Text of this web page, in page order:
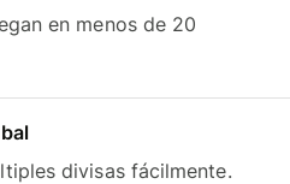
en menos de 20
divisas fácilmente.